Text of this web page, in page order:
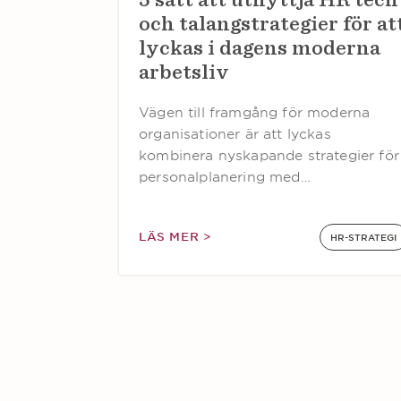
och talangstrategier för
lyckas i dagens moderna
arbetsliv
Vägen till framgång för moderna
organisationer är att lyckas
kombinera nyskapande strategier för
personalplanering med…
LÄS MER > HR-STRATEGI